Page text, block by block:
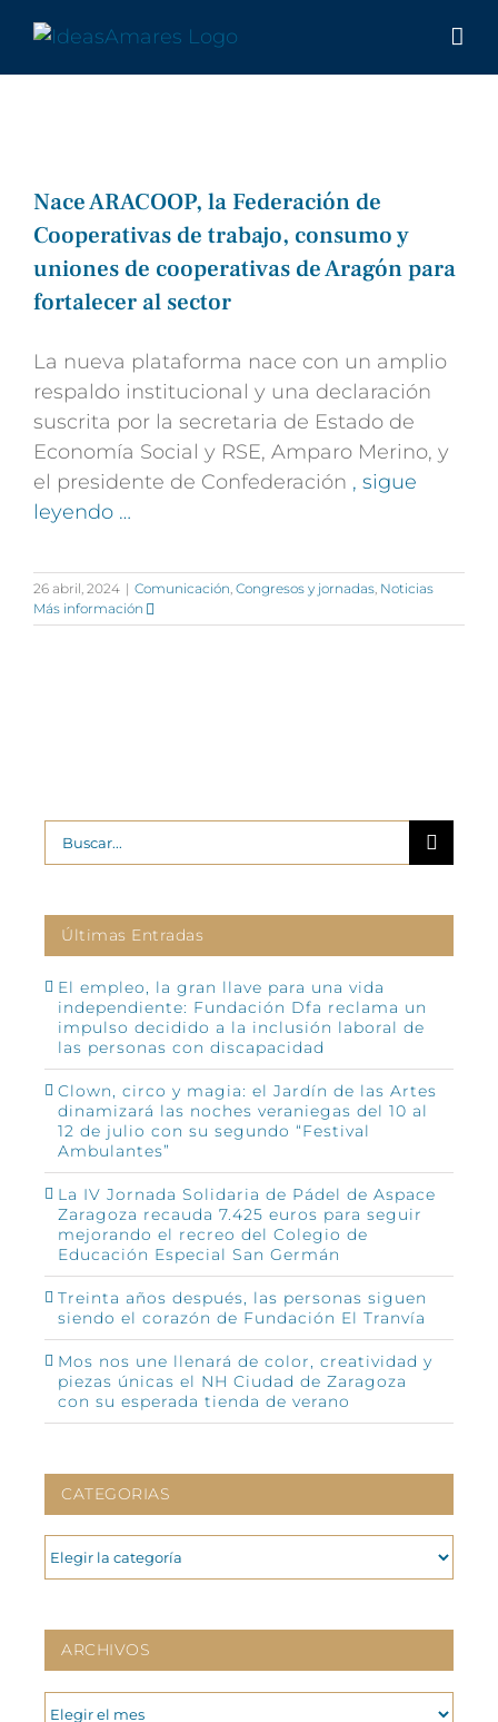
contenido
Nace ARACOOP, la Federación de
Cooperativas de trabajo, consumo y
uniones de cooperativas de Aragón para
fortalecer al sector
La nueva plataforma nace con un amplio
respaldo institucional y una declaración
suscrita por la secretaria de Estado de
Economía Social y RSE, Amparo Merino, y
el presidente de Confederación , sigue
leyendo …
26 abril, 2024 | Comunicación, Congresos y jornadas, Noticias
Más información
Buscar:
Últimas Entradas
El empleo, la gran llave para una vida
independiente: Fundación Dfa reclama un
impulso decidido a la inclusión laboral de
las personas con discapacidad
Clown, circo y magia: el Jardín de las Artes
dinamizará las noches veraniegas del 10 al
12 de julio con su segundo “Festival
Ambulantes”
La IV Jornada Solidaria de Pádel de Aspace
Zaragoza recauda 7.425 euros para seguir
mejorando el recreo del Colegio de
Educación Especial San Germán
Treinta años después, las personas siguen
siendo el corazón de Fundación El Tranvía
Mos nos une llenará de color, creatividad y
piezas únicas el NH Ciudad de Zaragoza
con su esperada tienda de verano
CATEGORIAS
CATEGORIAS
ARCHIVOS
ARCHIVOS